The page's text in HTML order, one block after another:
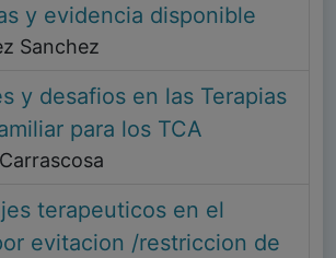
y evidencia disponible
Sanchez
y desafios en las Terapias
para los TCA
terapeuticos en el
evitacion /restriccion de